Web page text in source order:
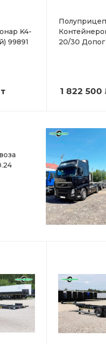
K4-
99891
Полуприцеп
20/30 Допог
1 822 500